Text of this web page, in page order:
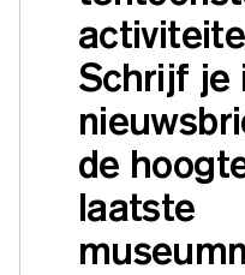
Schrijf je
de
laatste